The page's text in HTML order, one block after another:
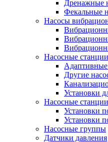
Дренажные
Фекальные
Насосы
Насосные
Другие
Установки
Насосные
Установки
Установки
Насосные группы
Датчики давления